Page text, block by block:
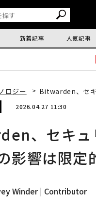
新着記事 人気記事
ロジー Bitwarden、セ
2026.04.27 11:30
、セキ
影響は限定
Winder | Contributor